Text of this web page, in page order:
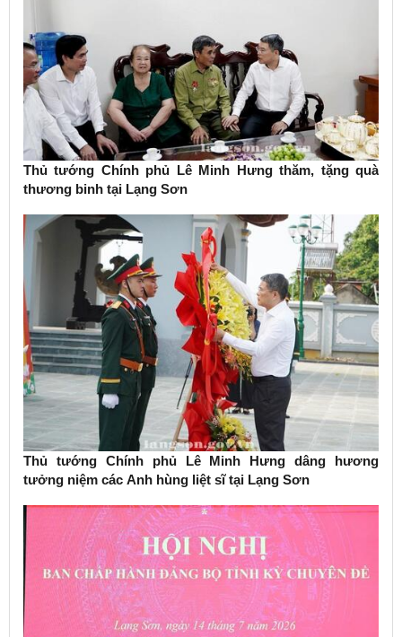
Thủ tướng Chính phủ Lê Minh Hưng thăm, tặng quà
thương binh tại Lạng Sơn
Thủ tướng Chính phủ Lê Minh Hưng dâng hương
tưởng niệm các Anh hùng liệt sĩ tại Lạng Sơn